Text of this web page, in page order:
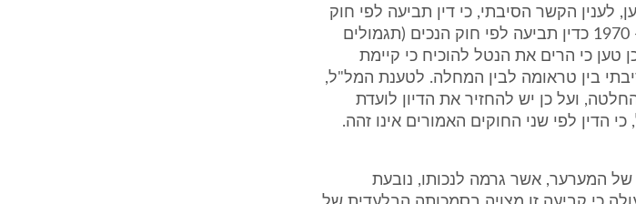
1217/00). העותר טען, לענין הקשר הסיבתי, כי דין תביעה לפי חוק
התגמולים לנפגעי פעולות איבה, תש"ל - 1970 כדין תביעה לפי חוק הנכים (תגמולים
[נוסח משולב], תשי"ט - 1959; כן טען כי הרים את הנטל להוכיח כי קיימת
בין טראומה לבין המחלה. לטענת המל"ל,
ועל כן יש להחזיר את הדיון לועדת
הדין לפי שני החוקים האמורים אינו זהה.
של המערער, אשר גרמה לנכותו, נובעת